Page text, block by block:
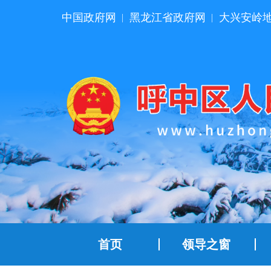
中国政府网 | 黑龙江省政府网 | 大兴安岭
首页 领导之窗